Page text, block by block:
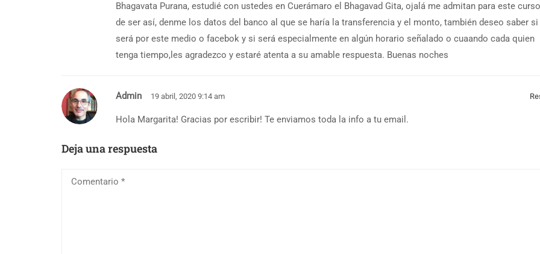
Bhagavata Purana, estudié con ustedes en Cuerámaro el Bhagavad Gita, ojalá me admitan para este
de ser así, denme los datos del banco al que se haría la transferencia y el monto, también deseo saber si
será por este medio o facebok y si será especialmente en algún horario señalado o cuaando cada quien
tenga tiempo,les agradezco y estaré atenta a su amable respuesta. Buenas noches
Admin 19 abril, 2020 9:14 am
Hola Margarita! Gracias por escribir! Te enviamos toda la info a tu email.
Deja una respuesta